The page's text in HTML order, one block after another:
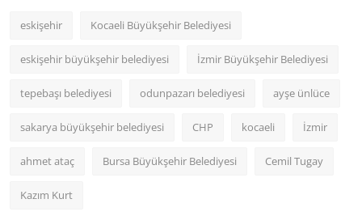
eskişehir Kocaeli Büyükşehir Belediyesi
eskişehir büyükşehir belediyesi İzmir Büyükşehir Belediyesi
tepebaşı belediyesi odunpazarı belediyesi ayşe ünlüce
sakarya büyükşehir belediyesi CHP kocaeli İzmir
ahmet ataç Bursa Büyükşehir Belediyesi Cemil Tugay
Kazım Kurt